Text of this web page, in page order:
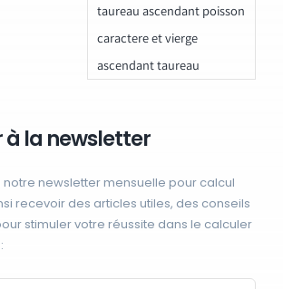
taureau ascendant poisson
caractere et vierge
ascendant taureau
à la newsletter
newsletter mensuelle pour calcul
recevoir des articles utiles, des conseils
stimuler votre réussite dans le calculer